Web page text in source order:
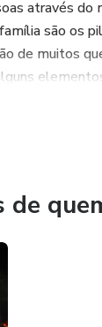
através
são os
de muitos